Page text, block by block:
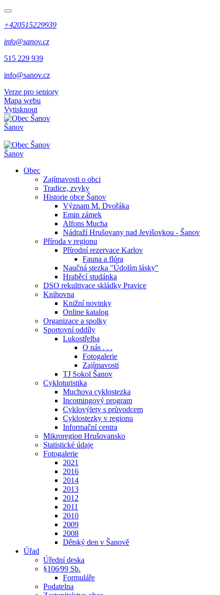
+420515229939
info@sanov.cz
515 229 939
info@sanov.cz
Verze pro seniory
Mapa webu
Vytisknout
Šanov
Šanov
Obec
Zajímavosti o obci
Tradice, zvyky
Historie obce Šanov
Význam M. Dvořáka
Emin zámek
Alfons Mucha
Nádraží Hrušovany nad Jevišovkou - Šanov
Příroda v regionu
Přírodní rezervace Karlov
Fauna a flóra
Naučná stezka "Údolím lásky"
Hraběcí studánka
DSO rekultivace skládky Pravice
Knihovna
Knižní novinky
Online katalog
Organizace a spolky
Sportovní oddíly
Lukostřelba
O nás . . .
Fotogalerie
Zajímavosti
TJ Sokol Šanov
Cykloturistika
Muchova cyklostezka
Incomingový program
Cyklovýlety s průvodcem
Cyklostezky v regionu
Informační centra
Mikroregion Hrušovansko
Statistické údaje
Fotogalerie
2021
2016
2014
2013
2012
2011
2010
2009
2008
Dětský den v Šanově
Úřad
Úřední deska
§106⁄99 Sb.
Formuláře
Podatelna